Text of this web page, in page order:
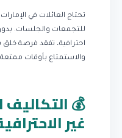
تحتاج العائلات في
للتجمعات والجلسات.
احترافية، تفقد فرصة خلق
والاستمتاع بأوقات
💰
غير